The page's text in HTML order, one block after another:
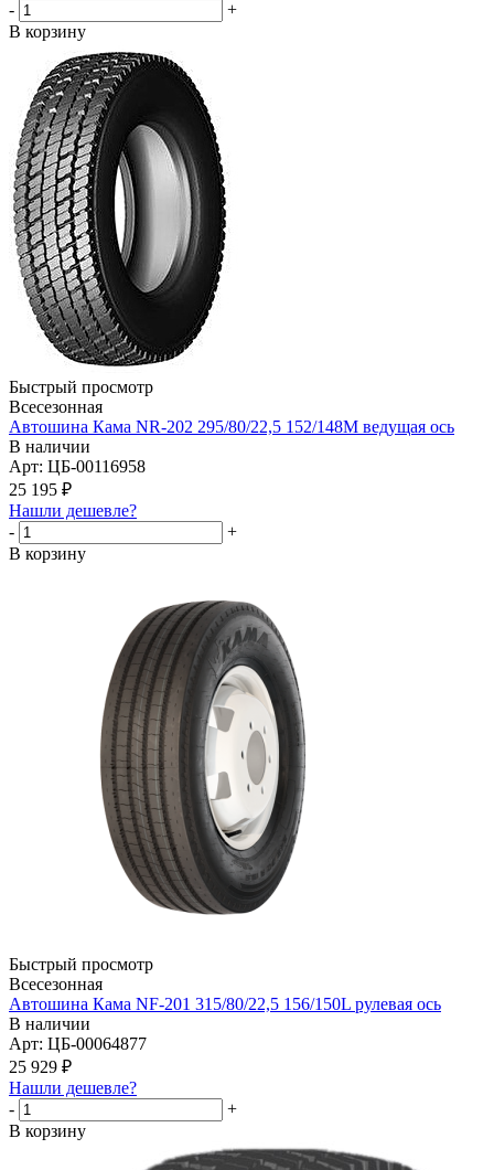
-
+
В корзину
Быстрый просмотр
Всесезонная
Автошина Кама NR-202 295/80/22,5 152/148М ведущая ось
В наличии
Арт: ЦБ-00116958
25 195 ₽
Нашли дешевле?
-
+
В корзину
Быстрый просмотр
Всесезонная
Автошина Кама NF-201 315/80/22,5 156/150L рулевая ось
В наличии
Арт: ЦБ-00064877
25 929 ₽
Нашли дешевле?
-
+
В корзину